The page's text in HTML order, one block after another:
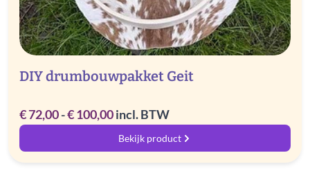
DIY drumbouwpakket Geit
€72,00-€100,00Prijsklasse:
€ 72,00
tot
incl. BTW
Bekijk product